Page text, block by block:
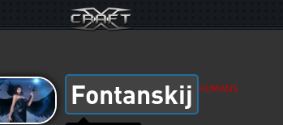
Fontanskij HUMANS